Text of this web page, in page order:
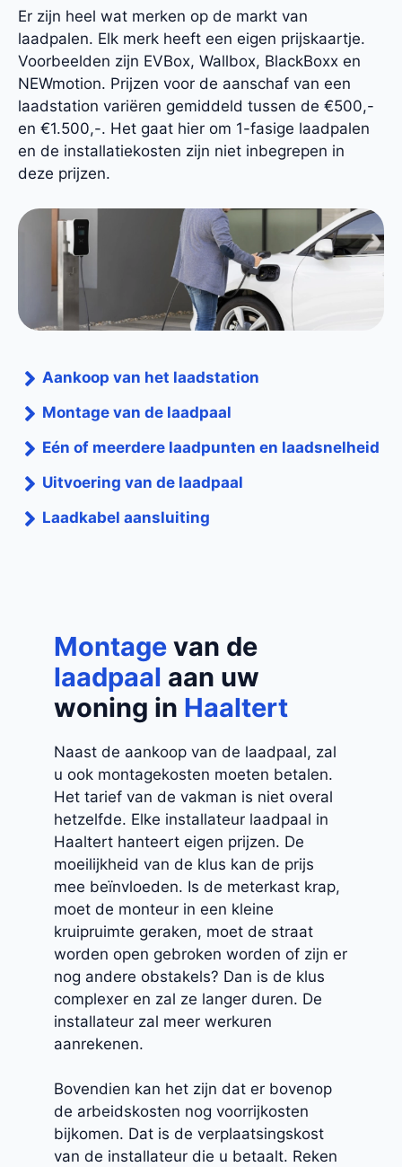
Er zijn heel wat merken op de markt van
laadpalen. Elk merk heeft een eigen prijskaartje.
Voorbeelden zijn EVBox, Wallbox, BlackBoxx en
NEWmotion. Prijzen voor de aanschaf van een
laadstation variëren gemiddeld tussen de €500,-
en €1.500,-. Het gaat hier om 1-fasige laadpalen
en de installatiekosten zijn niet inbegrepen in
deze prijzen.
Aankoop van het laadstation
Montage van de laadpaal
Eén of meerdere laadpunten en laadsnelheid
Uitvoering van de laadpaal
Laadkabel aansluiting
Montage van de
laadpaal aan uw
woning in Haaltert
Naast de aankoop van de laadpaal, zal
u ook montagekosten moeten betalen.
Het tarief van de vakman is niet overal
hetzelfde. Elke installateur laadpaal in
Haaltert hanteert eigen prijzen. De
moeilijkheid van de klus kan de prijs
mee beïnvloeden. Is de meterkast krap,
moet de monteur in een kleine
kruipruimte geraken, moet de straat
worden open gebroken worden of zijn er
nog andere obstakels? Dan is de klus
complexer en zal ze langer duren. De
installateur zal meer werkuren
aanrekenen.
Bovendien kan het zijn dat er bovenop
de arbeidskosten nog voorrijkosten
bijkomen. Dat is de verplaatsingskost
van de installateur die u betaalt. Reken